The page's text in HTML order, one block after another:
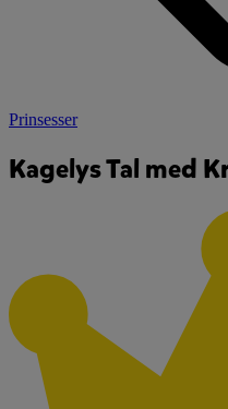
Prinsesser
Kagelys Tal med